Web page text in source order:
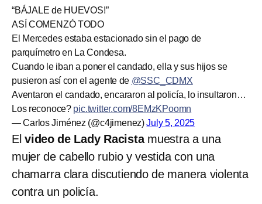
“BÁJALE de HUEVOS!”
ASÍ COMENZÓ TODO
El Mercedes estaba estacionado sin el pago de
parquímetro en La Condesa.
Cuando le iban a poner el candado, ella y sus hijos se
pusieron así con el agente de @SSC_CDMX
Aventaron el candado, encararon al policía, lo insultaron…
Los reconoce? pic.twitter.com/8EMzKPoomn
— Carlos Jiménez (@c4jimenez)July 5, 2025
El video de Lady Racista muestra a una
mujer de cabello rubio y vestida con una
chamarra clara discutiendo de manera violenta
contra un policía.